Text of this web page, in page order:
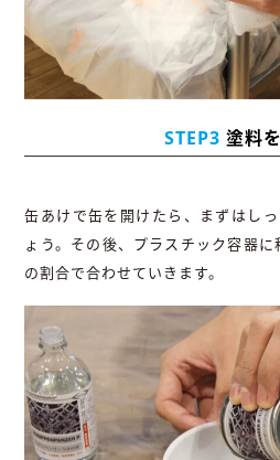
STEP3 塗料
缶あけで缶を開けたら、まずはし
ょう。その後、プラスチック容器
の割合で合わせていきます。